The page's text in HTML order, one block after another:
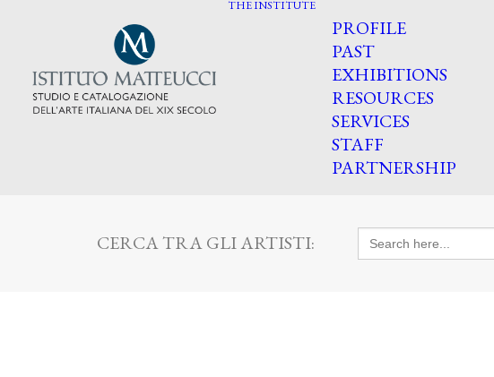
THE INSTITUTE
PROFILE
PAST
EXHIBITIONS
RESOURCES
SERVICES
STAFF
PARTNERSHIP
CERCA TRA GLI ARTISTI: Search
for: